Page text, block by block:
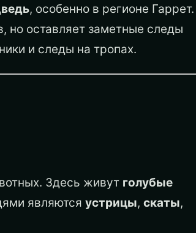
, особенно в регионе Гаррет.
но оставляет заметные следы
и следы на тропах.
Здесь живут голубые
являются устрицы, скаты,